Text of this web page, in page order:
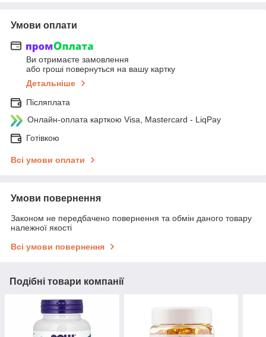
Умови оплати
Ви отримаєте замовлення
або гроші повернуться на вашу картку
Детальніше
Післяплата
Онлайн-оплата карткою Visa, Mastercard - LiqPay
Готівкою
Всі умови оплати
Умови повернення
Законом не передбачено повернення та обмін даного товару
належної якості
Всі умови повернення
Подібні товари компанії